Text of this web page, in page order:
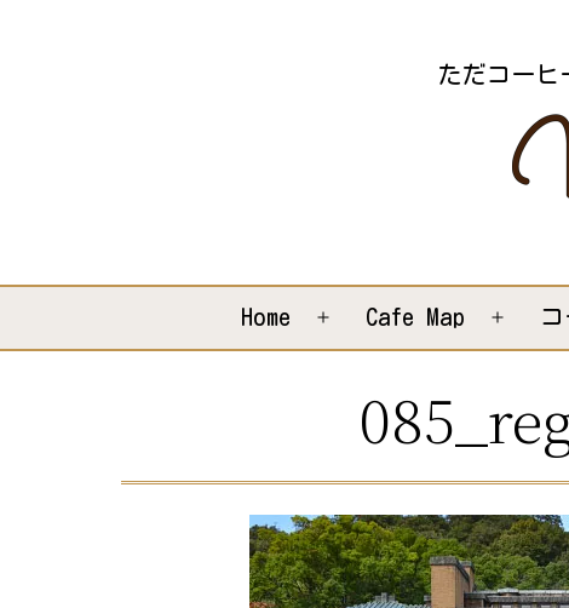
ッ
ただコーヒ
Home
を
開
く
Cafe Map
ュ
ー
を
開
く